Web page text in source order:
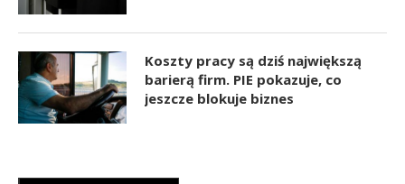
Koszty pracy są dziś największą
barierą firm. PIE pokazuje, co
jeszcze blokuje biznes